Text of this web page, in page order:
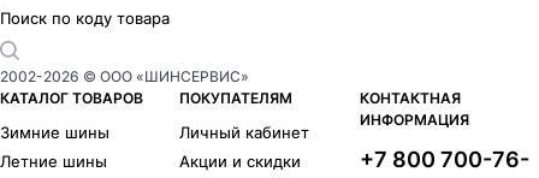
Акула 2
Аллигатор
Амиата 6
Амстердам 1
Поиск по коду товара
2002-2026 © ООО «ШИНСЕРВИС»
КАТАЛОГ ТОВАРОВ
Зимние шины
Летние шины
ПОКУПАТЕЛЯМ
Личный кабинет
Акции и скидки
КОНТАКТНАЯ
ИНФОРМАЦИЯ
+7 800 700-76-